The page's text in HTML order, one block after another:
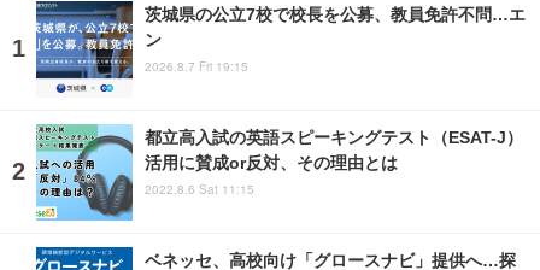
茨城県の公立7校で校長を公募、教員免許不問…エ
ン
2026.8.7 Fri 19:15
都立高入試の英語スピーキングテスト（ESAT-J）
活用に賛成or反対、その理由とは
2022.8.6 Sat 11:15
ベネッセ、高校向け「グロースナビ」提供へ…探